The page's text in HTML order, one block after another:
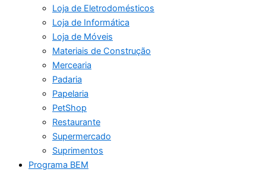
Loja de Eletrodomésticos
Loja de Informática
Loja de Móveis
Materiais de Construção
Mercearia
Padaria
Papelaria
PetShop
Restaurante
Supermercado
Suprimentos
Programa BEM